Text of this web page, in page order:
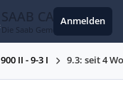
SAAB CARS
Die Saab Gemeinschaft
Anmelden
900 II - 9-3 I 9.3: seit 4